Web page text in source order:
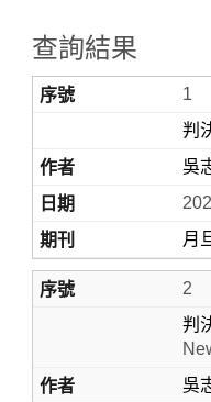
Home
查詢結果
1
判
吳
月
2
判
吳